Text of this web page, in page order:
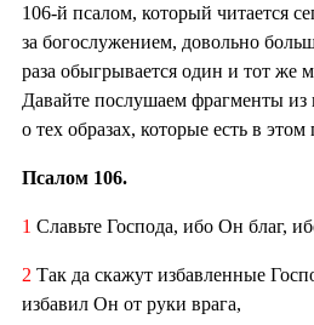
106-й псалом, который читается
за богослужением, довольно
раза обыгрывается один и тот же
Давайте послушаем фрагменты
о тех образах, которые есть в этом
Псалом 106.
1 Славьте Господа, ибо Он благ,
2 Так да скажут избавленные
избавил Он от руки врага,